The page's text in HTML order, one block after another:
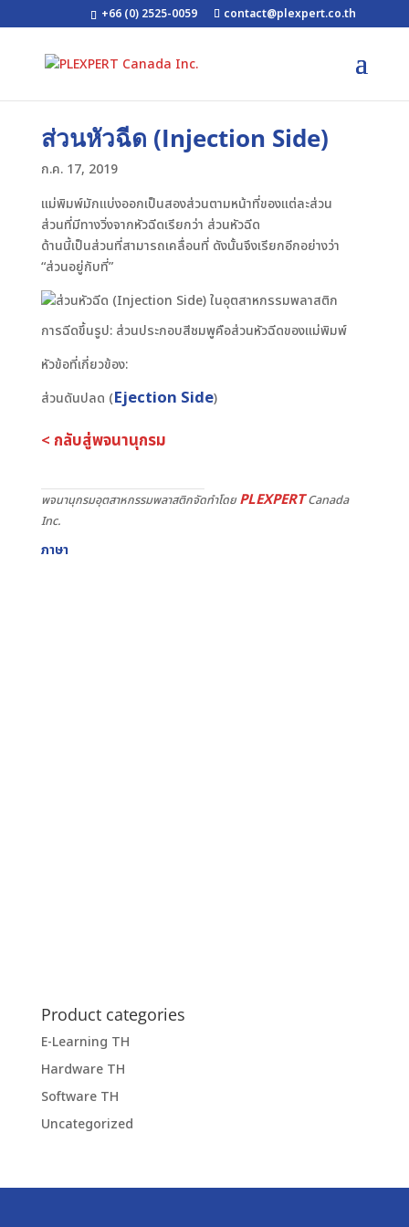
+66 (0) 2525-0059 contact@plexpert.co.th
ส่วนหัวฉีด (Injection Side)
ก.ค. 17, 2019
แม่พิมพ์มักแบ่งออกเป็นสองส่วนตามหน้าที่ของแต่ละส่วน
ส่วนที่มีทางวิ่งจากหัวฉีดเรียกว่า ส่วนหัวฉีด
ด้านนี้เป็นส่วนที่สามารถเคลื่อนที่ ดังนั้นจึงเรียกอีกอย่างว่า
“ส่วนอยู่กับที่”
การฉีดขึ้นรูป: ส่วนประกอบสีชมพูคือส่วนหัวฉีดของแม่พิมพ์
หัวข้อที่เกี่ยวข้อง:
ส่วนดันปลด (Ejection Side)
< กลับสู่พจนานุกรม
พจนานุกรมอุตสาหกรรมพลาสติกจัดทำโดยPLEXPERTCanada
Inc.
ภาษา
Product categories
E-Learning TH
Hardware TH
Software TH
Uncategorized